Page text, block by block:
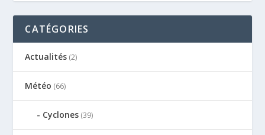
CATÉGORIES
Actualités (2)
Météo (66)
Cyclones (39)